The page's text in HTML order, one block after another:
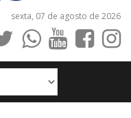
sexta, 07 de agosto de 2026